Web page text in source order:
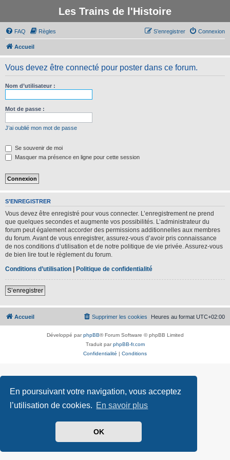
En poursuivant votre navigation, vous acceptez
l’utilisation de cookies. En savoir plus
OK
Les Trains de l'Histoire
FAQ Règles Connexion
S’enregistrer
Accueil
Vous devez être connecté pour poster dans ce forum.
Nom d’utilisateur :
Mot de passe :
J’ai oublié mon mot de passe
Se souvenir de moi
Masquer ma présence en ligne pour cette session
S’ENREGISTRER
Vous devez être enregistré pour vous connecter. L’enregistrement ne prend
que quelques secondes et augmente vos possibilités. L’administrateur du
forum peut également accorder des permissions additionnelles aux membres
du forum. Avant de vous enregistrer, assurez-vous d’avoir pris connaissance
de nos conditions d’utilisation et de notre politique de vie privée. Assurez-vous
de bien lire tout le règlement du forum.
Conditions d’utilisation | Politique de confidentialité
S’enregistrer
Accueil Heures au format UTC+02:00
Supprimer les cookies
Développé parphpBB® Forum Software © phpBB Limited
Traduit parphpBB-fr.com
Confidentialité | Conditions